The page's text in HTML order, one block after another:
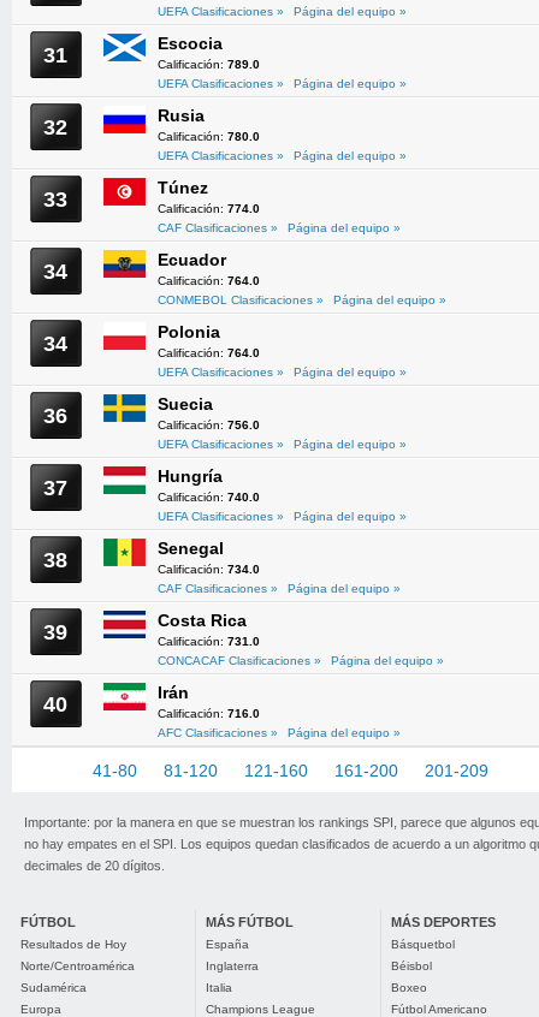
UEFA Clasificaciones »
Página del equipo »
31 Escocia
Calificación: 789.0
UEFA Clasificaciones »
Página del equipo »
32 Rusia
Calificación: 780.0
UEFA Clasificaciones »
Página del equipo »
33 Túnez
Calificación: 774.0
CAF Clasificaciones »
Página del equipo »
34 Ecuador
Calificación: 764.0
CONMEBOL Clasificaciones »
Página del equipo »
34 Polonia
Calificación: 764.0
UEFA Clasificaciones »
Página del equipo »
36 Suecia
Calificación: 756.0
UEFA Clasificaciones »
Página del equipo »
37 Hungría
Calificación: 740.0
UEFA Clasificaciones »
Página del equipo »
38 Senegal
Calificación: 734.0
CAF Clasificaciones »
Página del equipo »
39 Costa Rica
Calificación: 731.0
CONCACAF Clasificaciones »
Página del equipo »
40 Irán
Calificación: 716.0
AFC Clasificaciones »
Página del equipo »
41-80 81-120 121-160 161-200 201-209
Importante: por la manera en que se muestran los rankings SPI, parece que algunos
no hay empates en el SPI. Los equipos quedan clasificados de acuerdo a un algoritmo
decimales de 20 dígitos.
FÚTBOL
Resultados de Hoy
Norte/Centroamérica
Sudamérica
Europa
MÁS FÚTBOL
España
Inglaterra
Italia
Champions League
MÁS DEPORTES
Básquetbol
Béisbol
Boxeo
Fútbol Americano